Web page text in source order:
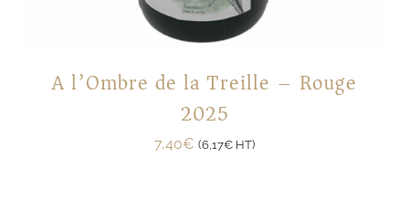
A l’Ombre de la Treille – Rouge
2025
7,40€ (6,17€ HT)